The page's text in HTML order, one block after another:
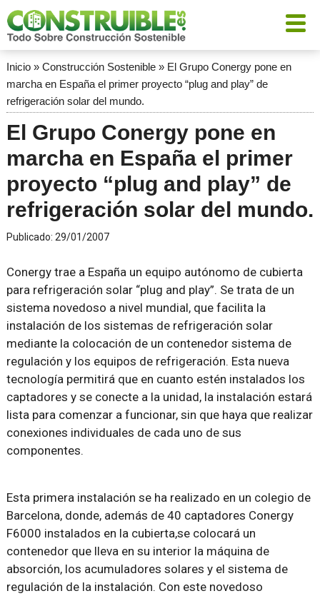
Inicio» Construcción Sostenible» El Grupo Conergy pone en
marcha en España el primer proyecto “plug and play” de
refrigeración solar del mundo.
El Grupo Conergy pone en
marcha en España el primer
proyecto “plug and play” de
refrigeración solar del mundo.
Publicado: 29/01/2007
Conergy trae a España un equipo autónomo de cubierta
para refrigeración solar “plug and play”. Se trata de un
sistema novedoso a nivel mundial, que facilita la
instalación de los sistemas de refrigeración solar
mediante la colocación de un contenedor sistema de
regulación y los equipos de refrigeración. Esta nueva
tecnología permitirá que en cuanto estén instalados los
captadores y se conecte a la unidad, la instalación estará
lista para comenzar a funcionar, sin que haya que realizar
conexiones individuales de cada uno de sus
componentes.
Esta primera instalación se ha realizado en un colegio de
Barcelona, donde, además de 40 captadores Conergy
F6000 instalados en la cubierta,se colocará un
contenedor que lleva en su interior la máquina de
absorción, los acumuladores solares y el sistema de
regulación de la instalación. Con este novedoso